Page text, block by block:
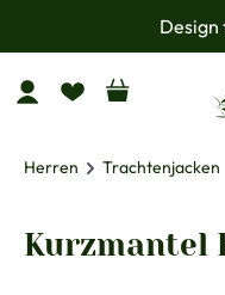
Zum Hauptinhalt
Herren Trachtenjacken
Kurzmantel